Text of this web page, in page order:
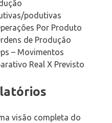
podutivas
Por Produto
de Produção
– Movimentos
Real X Previsto
visão completa do